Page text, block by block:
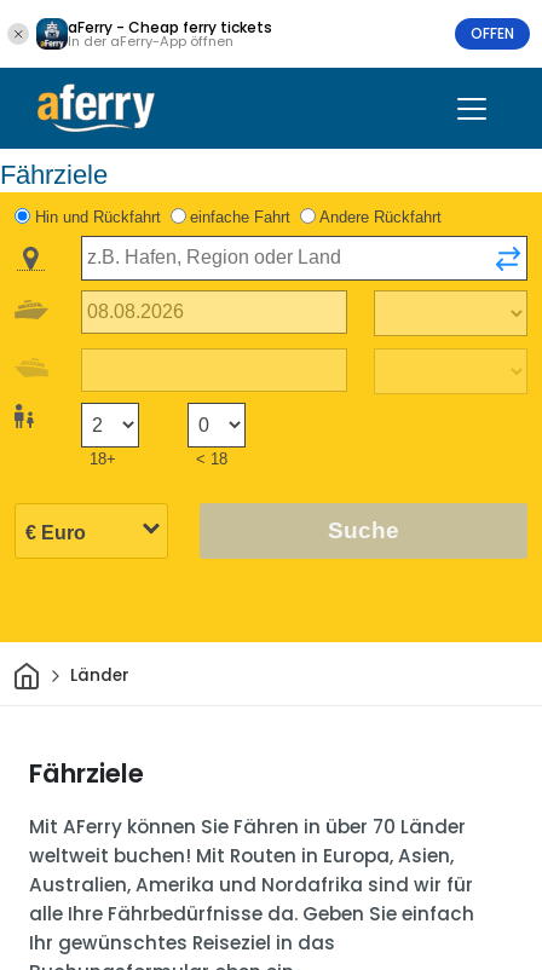
aFerry - Cheap ferry tickets
In der aFerry-App öffnen OFFEN
Fährziele
Hin und Rückfahrt einfache Fahrt Andere Rückfahrt
18+ < 18
Suche
HeimLänder
Fährziele
Mit AFerry können Sie Fähren in über 70 Länder
weltweit buchen! Mit Routen in Europa, Asien,
Australien, Amerika und Nordafrika sind wir für
alle Ihre Fährbedürfnisse da. Geben Sie einfach
Ihr gewünschtes Reiseziel in das